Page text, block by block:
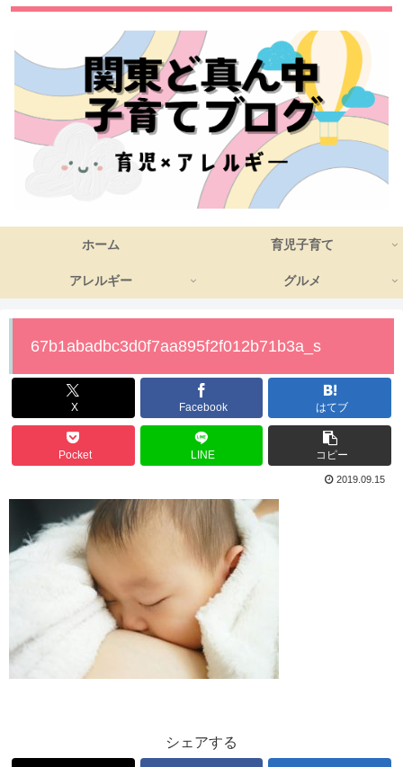
ホーム 育児子育て
アレルギー グルメ
67b1abadbc3d0f7aa895f2f012b71b3a_s
X Facebook はてブ
Pocket LINE コピー
2019.09.15
シェアする